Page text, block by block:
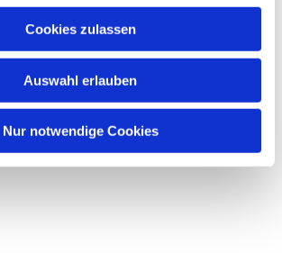
Cookies zulassen
Auswahl erlauben
Nur notwendige Cookies